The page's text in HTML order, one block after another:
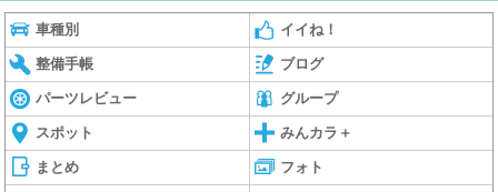
車種別 イイね！
整備手帳 ブログ
パーツレビュー グループ
スポット みんカラ＋
まとめ フォト